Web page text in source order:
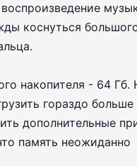
коснуться
накопителя - 64 Гб.
гораздо больше
дополнительные
память неожиданно